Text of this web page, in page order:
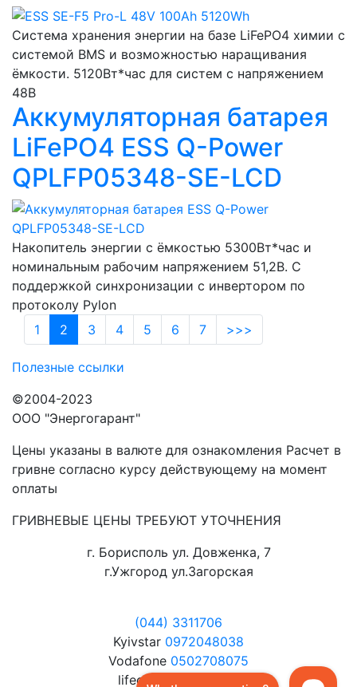
Система хранения энергии на базе LiFePO4 химии с
системой BMS и возможностью наращивания
ёмкости. 5120Вт*час для систем с напряжением
48В
Аккумуляторная батарея
LiFePO4 ESS Q-Power
QPLFP05348-SE-LCD
Накопитель энергии с ёмкостью 5300Вт*час и
номинальным рабочим напряжением 51,2В. С
поддержкой синхронизации с инвертором по
протоколу Pylon
1
2 3 4 5 6 7 >>>
Полезные ссылки
©2004-2023
ООО "Энергогарант"
Цены указаны в валюте для ознакомления Расчет в
гривне согласно курсу действующему на момент
оплаты
ГРИВНЕВЫЕ ЦЕНЫ ТРЕБУЮТ УТОЧНЕНИЯ
г. Борисполь ул. Довженка, 7
г.Ужгород ул.Загорская
(044) 3311706
Kyivstar 0972048038
Vodafone 0502708075
lifecell